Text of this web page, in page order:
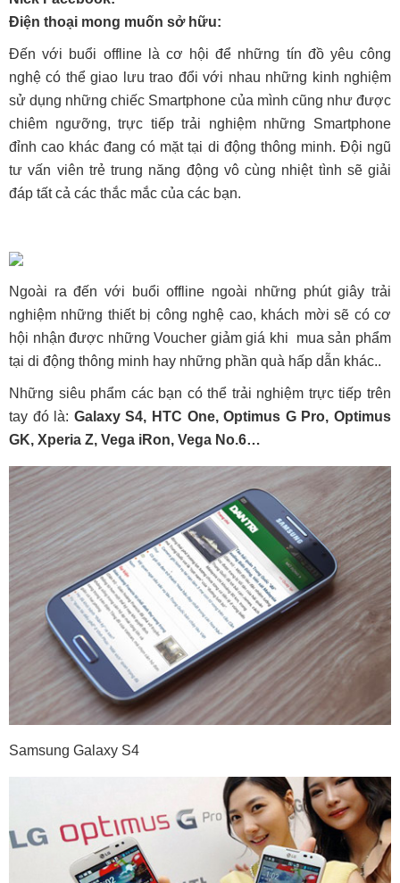
Điện thoại mong muốn sở hữu:
Đến với buổi offline là cơ hội để những tín đồ yêu công
nghệ có thể giao lưu trao đổi với nhau những kinh nghiệm
sử dụng những chiếc Smartphone của mình cũng như được
chiêm ngưỡng, trực tiếp trải nghiệm những Smartphone
đỉnh cao khác đang có mặt tại di động thông minh. Đội ngũ
tư vấn viên trẻ trung năng động vô cùng nhiệt tình sẽ giải
đáp tất cả các thắc mắc của các bạn.
Ngoài ra đến với buổi offline ngoài những phút giây trải
nghiệm những thiết bị công nghệ cao, khách mời sẽ có cơ
hội nhận được những Voucher giảm giá khi mua sản phẩm
tại di động thông minh hay những phần quà hấp dẫn khác..
Những siêu phẩm các bạn có thể trải nghiệm trực tiếp trên
tay đó là: Galaxy S4, HTC One, Optimus G Pro, Optimus
GK, Xperia Z, Vega iRon, Vega No.6…
Samsung Galaxy S4